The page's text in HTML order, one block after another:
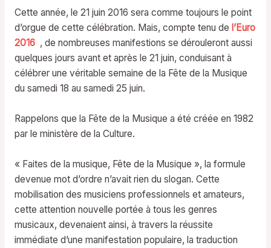
Cette année, le 21 juin 2016 sera comme toujours le point
d’orgue de cette célébration. Mais, compte tenu de l’Euro
2016, de nombreuses manifestions se dérouleront aussi
quelques jours avant et après le 21 juin, conduisant à
célébrer une véritable semaine de la Fête de la Musique
du samedi 18 au samedi 25 juin.
Rappelons que la Fête de la Musique a été créée en 1982
par le ministère de la Culture.
« Faites de la musique, Fête de la Musique », la formule
devenue mot d’ordre n’avait rien du slogan. Cette
mobilisation des musiciens professionnels et amateurs,
cette attention nouvelle portée à tous les genres
musicaux, devenaient ainsi, à travers la réussite
immédiate d’une manifestation populaire, la traduction